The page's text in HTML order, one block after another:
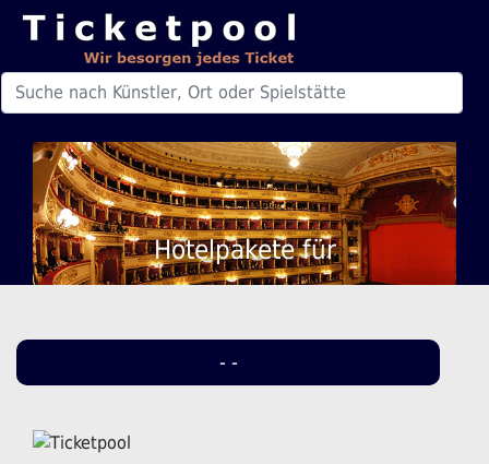
Hotelpakete für
- -